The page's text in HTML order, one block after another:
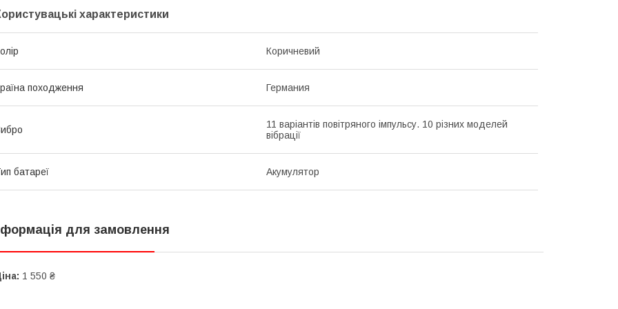
характеристики
Коричневий
походження Германия
11 варіантів повітряного імпульсу. 10 різних моделей
вібрації
батареї Акумулятор
для замовлення
1 550 ₴